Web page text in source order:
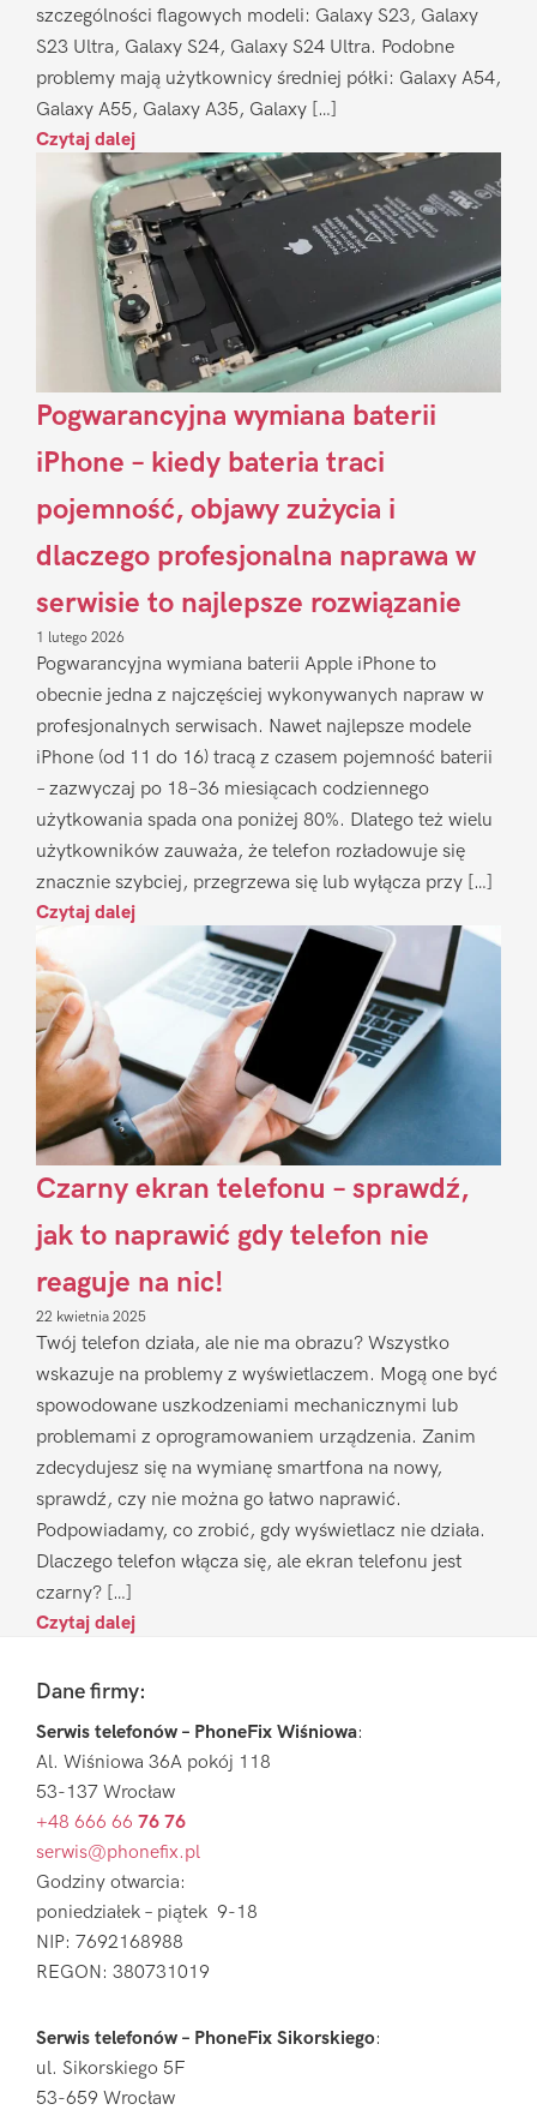
szczególności flagowych modeli: Galaxy S23, Galaxy
S23 Ultra, Galaxy S24, Galaxy S24 Ultra. Podobne
problemy mają użytkownicy średniej półki: Galaxy A54,
Galaxy A55, Galaxy A35, Galaxy […]
Czytaj dalej
Pogwarancyjna wymiana baterii
iPhone – kiedy bateria traci
pojemność, objawy zużycia i
dlaczego profesjonalna naprawa w
serwisie to najlepsze rozwiązanie
1 lutego 2026
Pogwarancyjna wymiana baterii Apple iPhone to
obecnie jedna z najczęściej wykonywanych napraw w
profesjonalnych serwisach. Nawet najlepsze modele
iPhone (od 11 do 16) tracą z czasem pojemność baterii
– zazwyczaj po 18–36 miesiącach codziennego
użytkowania spada ona poniżej 80%. Dlatego też wielu
użytkowników zauważa, że telefon rozładowuje się
znacznie szybciej, przegrzewa się lub wyłącza przy […]
Czytaj dalej
Czarny ekran telefonu – sprawdź,
jak to naprawić gdy telefon nie
reaguje na nic!
22 kwietnia 2025
Twój telefon działa, ale nie ma obrazu? Wszystko
wskazuje na problemy z wyświetlaczem. Mogą one być
spowodowane uszkodzeniami mechanicznymi lub
problemami z oprogramowaniem urządzenia. Zanim
zdecydujesz się na wymianę smartfona na nowy,
sprawdź, czy nie można go łatwo naprawić.
Podpowiadamy, co zrobić, gdy wyświetlacz nie działa.
Dlaczego telefon włącza się, ale ekran telefonu jest
czarny? […]
Czytaj dalej
FooterDane firmy:
Serwis telefonów – PhoneFix Wiśniowa:
Al. Wiśniowa 36A pokój 118
53-137 Wrocław
+48 666 66 76 76
serwis@phonefix.pl
Godziny otwarcia:
poniedziałek – piątek 9-18
NIP: 7692168988
REGON: 380731019
Serwis telefonów – PhoneFix Sikorskiego:
ul. Sikorskiego 5F
53-659 Wrocław